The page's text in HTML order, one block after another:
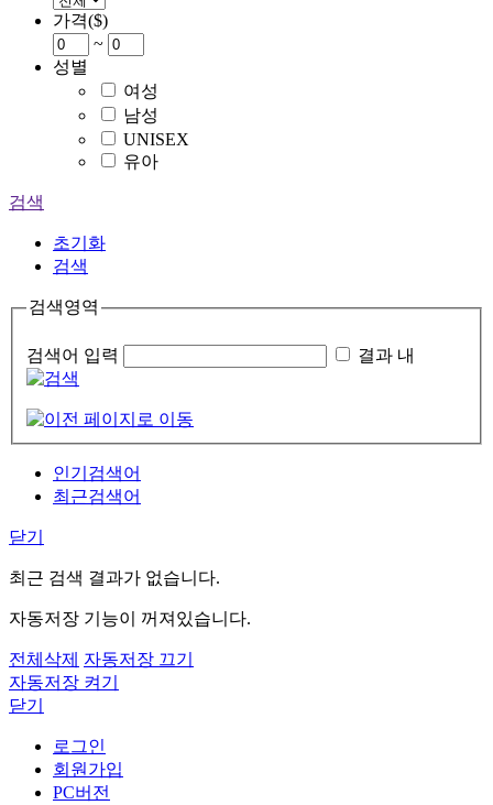
가격($)
~
성별
여성
남성
UNISEX
유아
검색
초기화
검색
검색영역
검색어 입력 결과 내
인기검색어
최근검색어
닫기
최근 검색 결과가 없습니다.
자동저장 기능이 꺼져있습니다.
전체삭제 자동저장 끄기
자동저장 켜기
닫기
로그인
회원가입
PC버전